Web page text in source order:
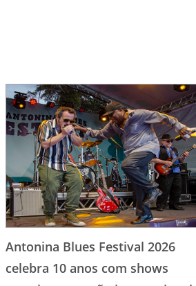
Antonina Blues Festival 2026
celebra 10 anos com shows